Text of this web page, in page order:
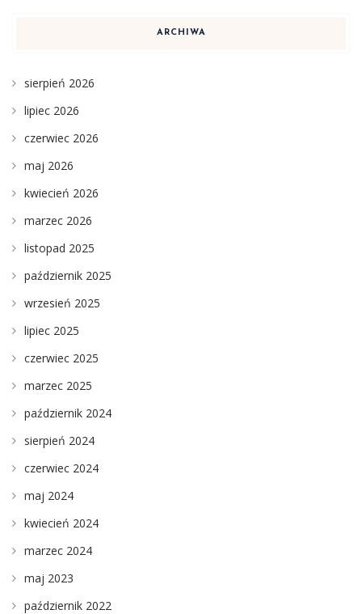
ARCHIWA
sierpień 2026
lipiec 2026
czerwiec 2026
maj 2026
kwiecień 2026
marzec 2026
listopad 2025
październik 2025
wrzesień 2025
lipiec 2025
czerwiec 2025
marzec 2025
październik 2024
sierpień 2024
czerwiec 2024
maj 2024
kwiecień 2024
marzec 2024
maj 2023
październik 2022